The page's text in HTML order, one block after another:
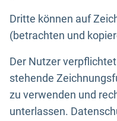
Dritte können auf
(betrachten und
Der Nutzer
stehende
zu verwenden und
unterlassen.